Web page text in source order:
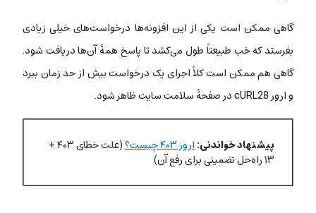
گاهی ممکن است یکی از این افزونه‌ها درخواست‌های خیلی زیادی
بفرستد که خب طبیعتاً طول می‌کشد تا پاسخ همۀ آن‌ها دریافت شود.
گاهی هم ممکن است کلاً اجرای یک درخواست بیش‌ از حد زمان ببرد
و ارور cURL28 در صفحۀ سلامت سایت ظاهر شود.
پیشنهاد خواندنی:ارور ۴۰۳ چیست؟ (علت خطای ۴۰۳ +
۱۳ راه‌حل تضمینی برای رفع آن)